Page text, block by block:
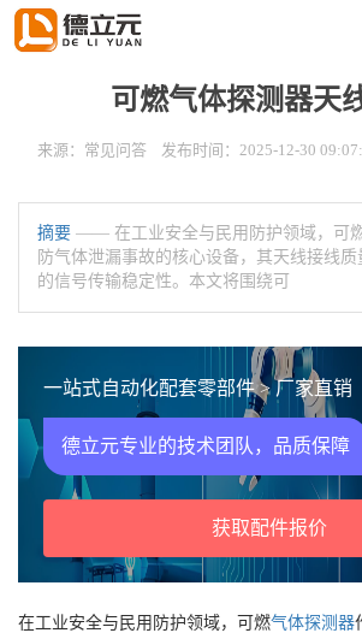
您的位置：首页
可燃气体探测器天
来源：常见问答 发布时间：2025-12-30
摘要 —— 在工业安全与民用防护领域，可
防气体泄漏事故的核心设备，其天线接线
的信号传输稳定性。本文将围绕可
一站式自动化配套零部件 > 厂家直销
德立元专业的技术团队，品质保障
获取配件报价
在工业安全与民用防护领域，可燃气体探测器